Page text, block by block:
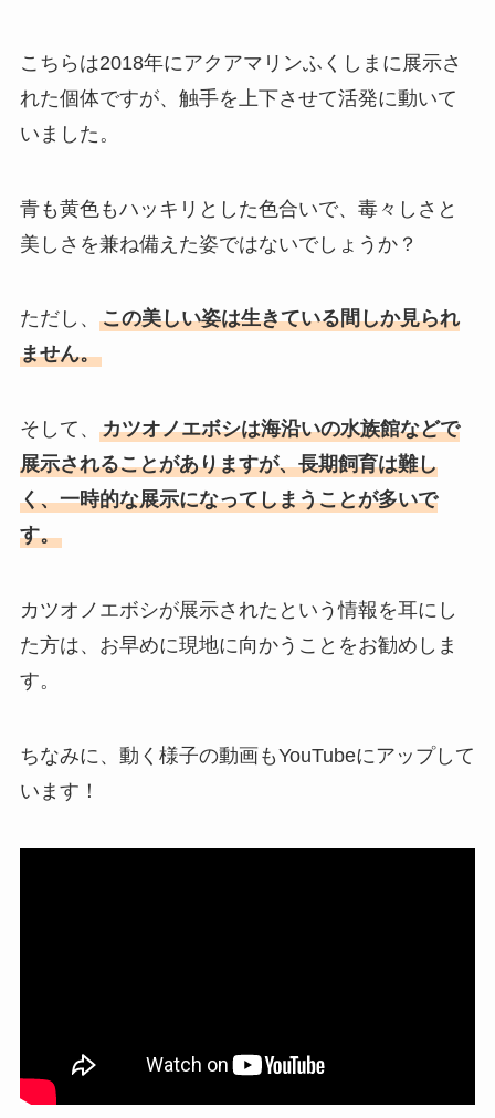
こちらは2018年にアクアマリンふくしまに展示さ
れた個体ですが、触手を上下させて活発に動いて
いました。
青も黄色もハッキリとした色合いで、毒々しさと
美しさを兼ね備えた姿ではないでしょうか？
ただし、 この美しい姿は生きている間しか見られ
ません。
そして、 カツオノエボシは海沿いの水族館などで
展示されることがありますが、長期飼育は難し
く、一時的な展示になってしまうことが多いで
す。
カツオノエボシが展示されたという情報を耳にし
た方は、お早めに現地に向かうことをお勧めしま
す。
ちなみに、動く様子の動画もYouTubeにアップして
います！